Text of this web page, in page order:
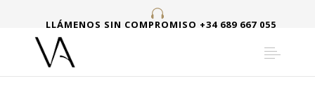
LLÁMENOS SIN COMPROMISO +34 689 667 055